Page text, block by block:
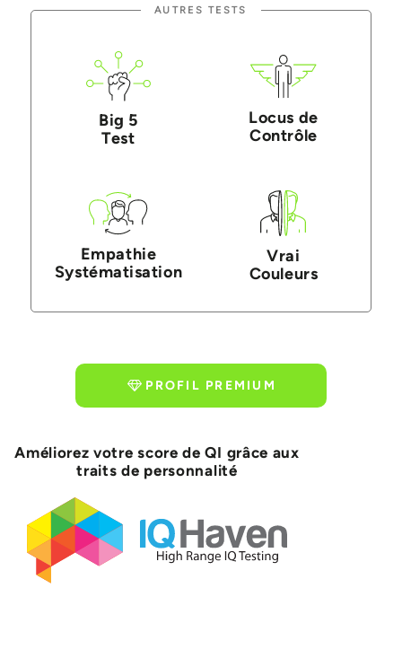
AUTRES TESTS
Big 5
Test
Locus de
Contrôle
Empathie
Systématisation
Vrai
Couleurs
PROFIL PREMIUM
Améliorez votre score de QI grâce aux
traits de personnalité